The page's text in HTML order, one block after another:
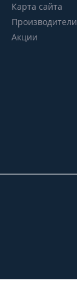
Карта сайта
Производители
Акции